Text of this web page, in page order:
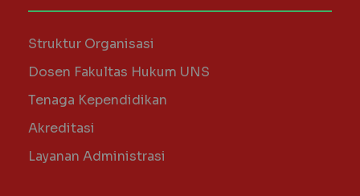
Struktur Organisasi
Dosen Fakultas Hukum UNS
Tenaga Kependidikan
Akreditasi
Layanan Administrasi